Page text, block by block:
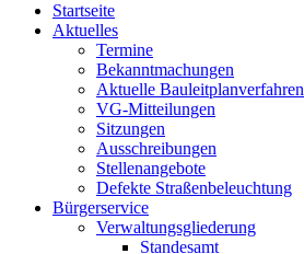
Startseite
Aktuelles
Termine
Bekanntmachungen
Aktuelle Bauleitplanverfahren
VG-Mitteilungen
Sitzungen
Ausschreibungen
Stellenangebote
Defekte Straßenbeleuchtung
Bürgerservice
Verwaltungsgliederung
Standesamt